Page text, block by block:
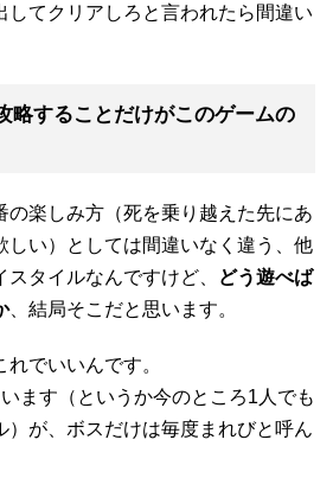
してクリアしろと言われたら間違い
略することだけがこのゲームの
の楽しみ方（死を乗り越えた先にあ
しい）としては間違いなく違う、他
タイルなんですけど、
どう遊べば
、結局そこだと思います。
でいいんです。
ます（というか今のところ1人でも
）が、ボスだけは毎度まれびと呼ん